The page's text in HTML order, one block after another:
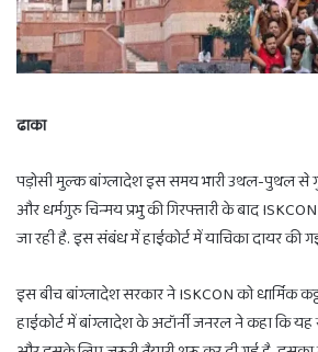
ढाका
पड़ोसी मुल्क बांग्लादेश इस समय भारी उथल-पुथल से
और धर्मगुरु चिन्मय प्रभु की गिरफ्तारी के बाद
जा रही है. इस संबंध में हाईकोर्ट में याचिका दायर की
इस बीच बांग्लादेश सरकार ने ISKCON को धार्मिक
हाईकोर्ट में बांग्लादेश के अटॉर्नी जनरल ने कहा कि